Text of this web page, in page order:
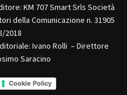
KM 707 Smart Srls Società
della Comunicazione n. 31905
2018
Ivano Rolli – Direttore
Saracino
Cookie Policy